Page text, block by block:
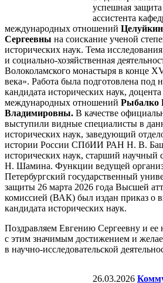
успешная
ассистента
международных отношений
Сергеевны на соискание ученой
исторических наук. Тема
и социально-хозяйственная
Волоколамского монастыря в конце
века». Работа была подготовлена под
кандидата исторических наук,
международных отношений Рыбалко
Владимировны. В качестве
выступили видные специалисты в
исторических наук, заведующий
истории России СПбИИ РАН Н. В.
исторических наук, старший
Н. Шамина. Функции ведущей
Петербургский государственный
защиты 26 марта 2026 года Высшей
комиссией (ВАК) был издан приказ о
кандидата исторических наук.
Поздравляем Евгению Сергеевну и ее
с этим значимым достижением и
в научно-исследовательской
26.03.2026